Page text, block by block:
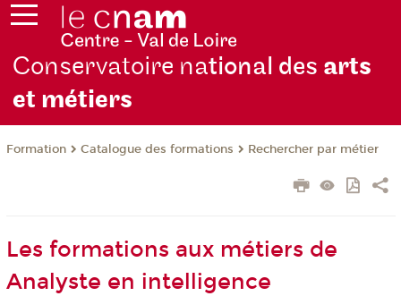
Conservatoire national des arts
et métiers
Formation Catalogue des formations Rechercher par métier
Les formations aux métiers de
Analyste en intelligence